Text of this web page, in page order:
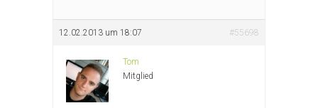
12.02.2013 um 18:07 #55698
Tom
Mitglied